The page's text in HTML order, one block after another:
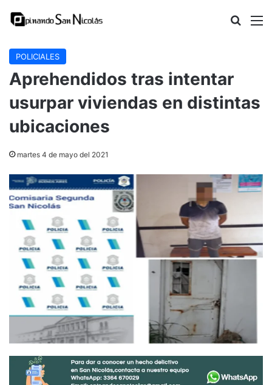
Buscar
POLICIALES
Aprehendidos tras intentar
usurpar viviendas en distintas
ubicaciones
martes 4 de mayo del 2021